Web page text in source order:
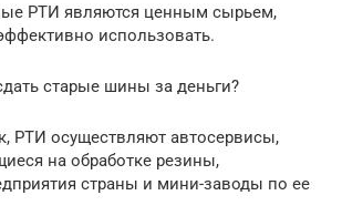
РТИ являются ценным сырьем,
использовать.
старые шины за деньги?
РТИ осуществляют автосервисы,
на обработке резины,
страны и мини-заводы по ее